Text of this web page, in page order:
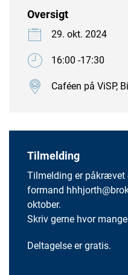
Oversigt
29. okt. 2024
16:00 -17:30
Caféen på ViSP,
Tilmelding
Tilmelding er
formand
oktober.
Skriv gerne hvor
Deltagelse er gratis.